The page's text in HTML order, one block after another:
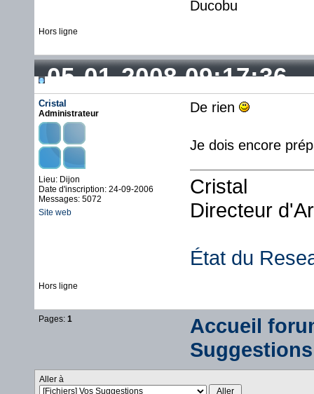
Ducobu
Hors ligne
05-01-2008 09:17:36
Cristal
Administrateur
Lieu: Dijon
Date d'inscription: 24-09-2006
Messages: 5072
Site web
De rien
Je dois encore
Cristal
Directeur
État du
Hors ligne
Pages: 1
Accueil
Suggestions
Aller à